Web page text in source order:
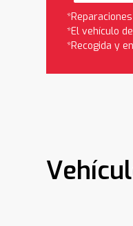
*El vehículo
*Recogida y